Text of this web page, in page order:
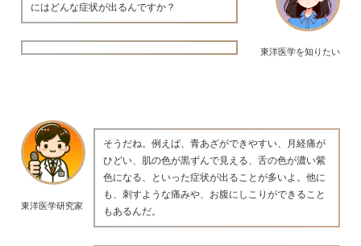
東洋医学を知りたい
にはどんな症状が出るんですか？
東洋医学研究家
そうだね。例えば、青あざができやすい、月経痛が
ひどい、肌の色が黒ずんで見える、舌の色が濃い紫
色になる、といった症状が出ることが多いよ。他に
も、刺すような痛みや、お腹にしこりができること
もあるんだ。